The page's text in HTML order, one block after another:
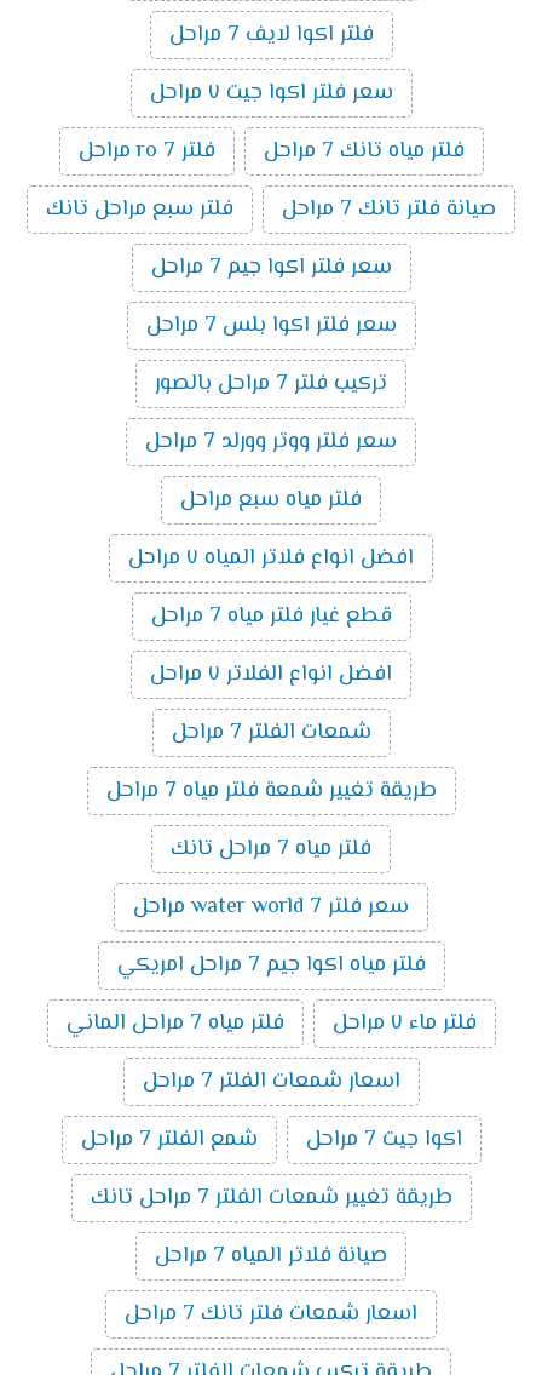
فلتر اكوا لايف 7 مراحل
سعر فلتر اكوا جيت ٧ مراحل
فلتر مياه تانك 7 مراحل
فلتر ro 7 مراحل
صيانة فلتر تانك 7 مراحل
فلتر سبع مراحل تانك
سعر فلتر اكوا جيم 7 مراحل
سعر فلتر اكوا بلس 7 مراحل
تركيب فلتر 7 مراحل بالصور
سعر فلتر ووتر وورلد 7 مراحل
فلتر مياه سبع مراحل
افضل انواع فلاتر المياه ٧ مراحل
قطع غيار فلتر مياه 7 مراحل
افضل انواع الفلاتر ٧ مراحل
شمعات الفلتر 7 مراحل
طريقة تغيير شمعة فلتر مياه 7 مراحل
فلتر مياه 7 مراحل تانك
سعر فلتر water world 7 مراحل
فلتر مياه اكوا جيم 7 مراحل امريكي
فلتر ماء ٧ مراحل
فلتر مياه 7 مراحل الماني
اسعار شمعات الفلتر 7 مراحل
اكوا جيت 7 مراحل
شمع الفلتر 7 مراحل
طريقة تغيير شمعات الفلتر 7 مراحل تانك
صيانة فلاتر المياه 7 مراحل
اسعار شمعات فلتر تانك 7 مراحل